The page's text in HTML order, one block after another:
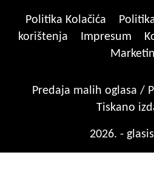
Politika Kolačića
korištenja
Impresum
Predaja malih oglasa /
Tiskano
2026. -